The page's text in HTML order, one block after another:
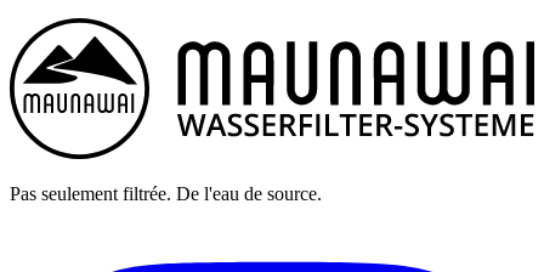
Pas seulement filtrée. De l'eau de source.